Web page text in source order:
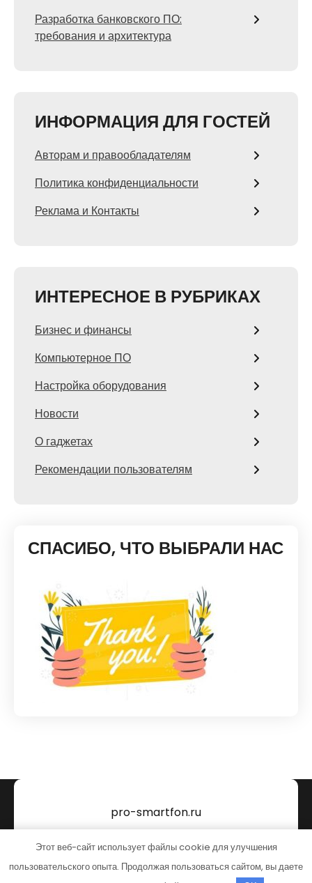
Разработка банковского ПО:
требования и архитектура
ИНФОРМАЦИЯ ДЛЯ ГОСТЕЙ
Авторам и правообладателям
Политика конфиденциальности
Реклама и Контакты
ИНТЕРЕСНОЕ В РУБРИКАХ
Бизнес и финансы
Компьютерное ПО
Настройка оборудования
Новости
О гаджетах
Рекомендации пользователям
СПАСИБО, ЧТО ВЫБРАЛИ НАС
pro-smartfon.ru
Тема от Grace Themes
Этот веб-сайт использует файлы cookie для улучшения
пользовательского опыта. Продолжая пользоваться сайтом, вы даете